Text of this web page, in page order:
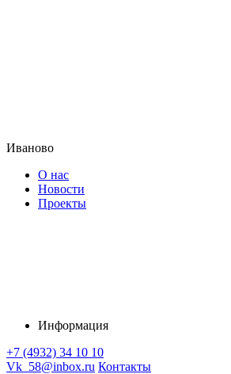
Иваново
О нас
Новости
Проекты
Информация
+7 (4932) 34 10 10
Vk_58@inbox.ru Контакты